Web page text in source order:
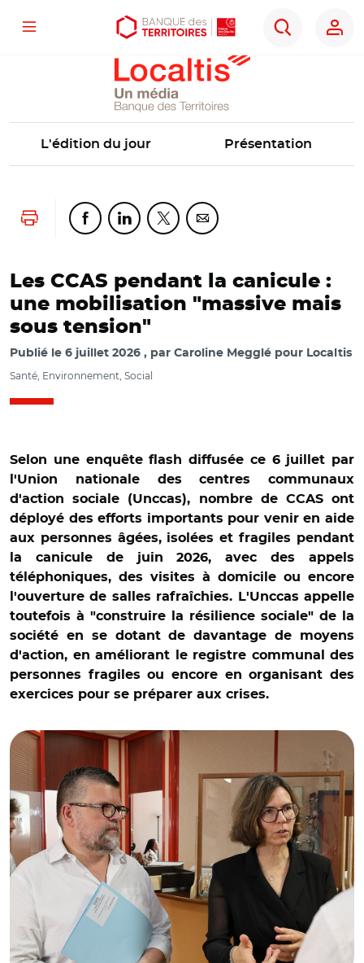
Aller
Aller
Ouvrir
d'accessibilité
Menu
Rechercher
Localtis
L'édition du jour Présentation
Lancer l'impressionPartager cette page sur Facebook
Partager cette page sur Linkedin
Partager cette page sur Twitter
Partager cette page sur
Les CCAS pendant la canicule :
une mobilisation "massive mais
sous tension"
Publié le 6 juillet 2026 par Caroline Megglé pour Localtis
Santé, Environnement, Social
Selon une enquête flash diffusée ce 6 juillet par
l'Union nationale des centres communaux
d'action sociale (Unccas), nombre de CCAS ont
déployé des efforts importants pour venir en aide
aux personnes âgées, isolées et fragiles pendant
la canicule de juin 2026, avec des appels
téléphoniques, des visites à domicile ou encore
l'ouverture de salles rafraîchies. L'Unccas appelle
toutefois à "construire la résilience sociale" de la
société en se dotant de davantage de moyens
d'action, en améliorant le registre communal des
personnes fragiles ou encore en organisant des
exercices pour se préparer aux crises.
© @unccas / Luc Carvounas et Camille Galliard-Minier au